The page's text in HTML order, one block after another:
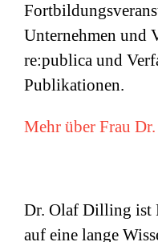
Unternehmen und
re:publica und
Publikationen.
Mehr über Frau
Dr. Olaf Dilling ist
auf eine lange